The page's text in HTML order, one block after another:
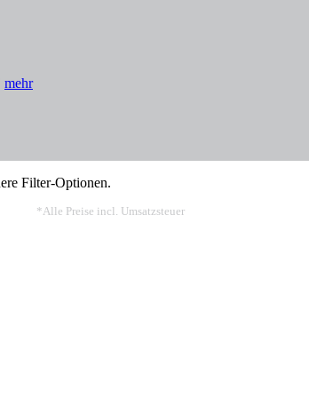
mehr
Filter-Optionen.
*Alle Preise incl. Umsatzsteuer